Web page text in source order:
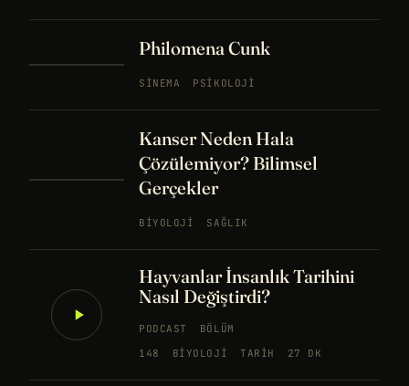
Philomena Cunk
SINEMA PSIKOLOJI
Kanser Neden Hala
Çözülemiyor? Bilimsel
Gerçekler
BIYOLOJI SAĞLIK
Hayvanlar İnsanlık Tarihini
Nasıl Değiştirdi?
PODCAST
BÖLÜM
148
BIYOLOJI TARIH 27 DK